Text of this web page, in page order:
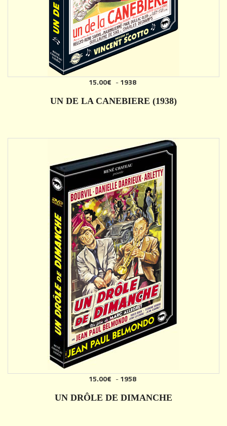
15.00€ -1938
UN DE LA CANEBIERE (1938)
15.00€ -1958
UN DRÔLE DE DIMANCHE